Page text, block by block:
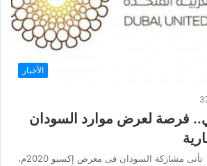
الأخبار
2020 دبي.. فرصة لعرض موارد السودان
الخرطوم | برق السودان تأتى مشاركة السودان فى معرض إكسبو 2020م،